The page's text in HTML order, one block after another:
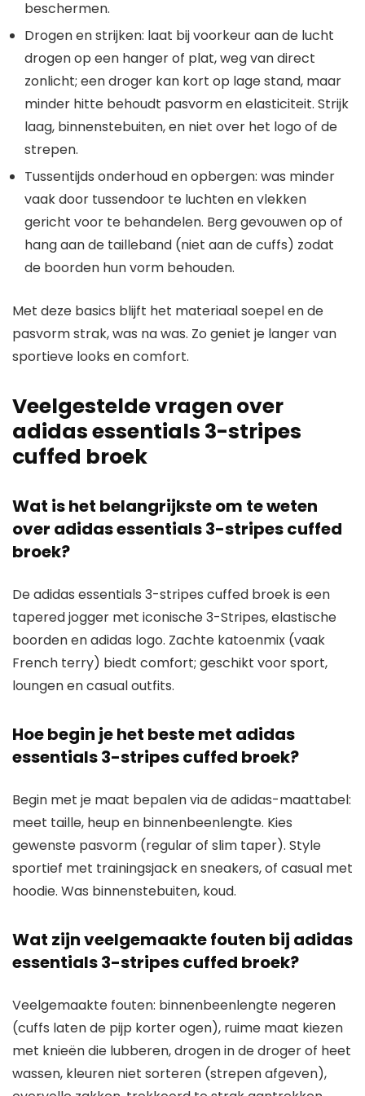
beschermen.
Drogen en strijken: laat bij voorkeur aan de lucht
drogen op een hanger of plat, weg van direct
zonlicht; een droger kan kort op lage stand, maar
minder hitte behoudt pasvorm en elasticiteit. Strijk
laag, binnenstebuiten, en niet over het logo of de
strepen.
Tussentijds onderhoud en opbergen: was minder
vaak door tussendoor te luchten en vlekken
gericht voor te behandelen. Berg gevouwen op of
hang aan de tailleband (niet aan de cuffs) zodat
de boorden hun vorm behouden.
Met deze basics blijft het materiaal soepel en de
pasvorm strak, was na was. Zo geniet je langer van
sportieve looks en comfort.
Veelgestelde vragen over
adidas essentials 3-stripes
cuffed broek
Wat is het belangrijkste om te weten
over adidas essentials 3-stripes cuffed
broek?
De adidas essentials 3-stripes cuffed broek is een
tapered jogger met iconische 3-Stripes, elastische
boorden en adidas logo. Zachte katoenmix (vaak
French terry) biedt comfort; geschikt voor sport,
loungen en casual outfits.
Hoe begin je het beste met adidas
essentials 3-stripes cuffed broek?
Begin met je maat bepalen via de adidas-maattabel:
meet taille, heup en binnenbeenlengte. Kies
gewenste pasvorm (regular of slim taper). Style
sportief met trainingsjack en sneakers, of casual met
hoodie. Was binnenstebuiten, koud.
Wat zijn veelgemaakte fouten bij adidas
essentials 3-stripes cuffed broek?
Veelgemaakte fouten: binnenbeenlengte negeren
(cuffs laten de pijp korter ogen), ruime maat kiezen
met knieën die lubberen, drogen in de droger of heet
wassen, kleuren niet sorteren (strepen afgeven),